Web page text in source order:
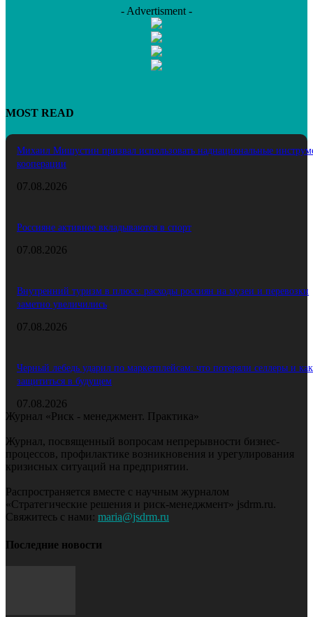
- Advertisment -
MOST READ
Михаил Мишустин призвал использовать наднациональные
кооперации
07.08.2026
Россияне активнее вкладываются в спорт
07.08.2026
Внутренний туризм в плюсе: расходы россиян на музеи и перевозки
заметно увеличились
07.08.2026
Черный лебедь ударил по маркетплейсам: что потеряли селлеры и как
защититься в будущем
07.08.2026
Журнал «Риск - менеджмент. Практика»
Журнал, посвященный вопросам непрерывности бизнес-
процессов, профилактике возникновения и урегулирования
кризисных ситуаций на предприятии.
Распространяется вместе с научным журналом
«Стратегические решения и риск-менеджмент» jsdrm.ru.
Свяжитесь с нами: maria@jsdrm.ru
Последние новости